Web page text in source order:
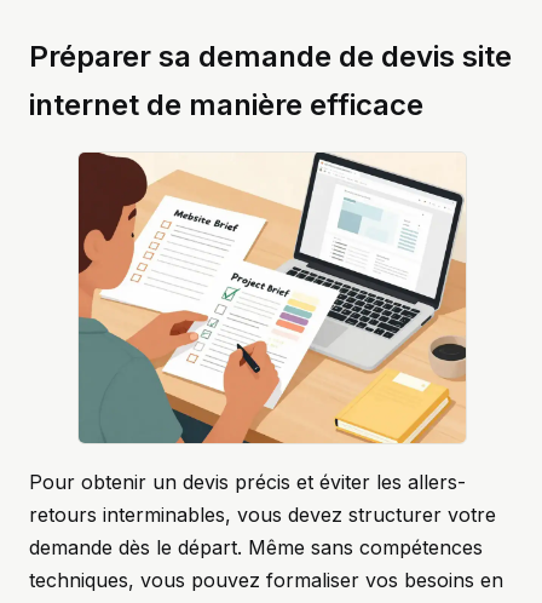
Préparer sa demande de devis site
internet de manière efficace
Pour obtenir un devis précis et éviter les allers-
retours interminables, vous devez structurer votre
demande dès le départ. Même sans compétences
techniques, vous pouvez formaliser vos besoins en